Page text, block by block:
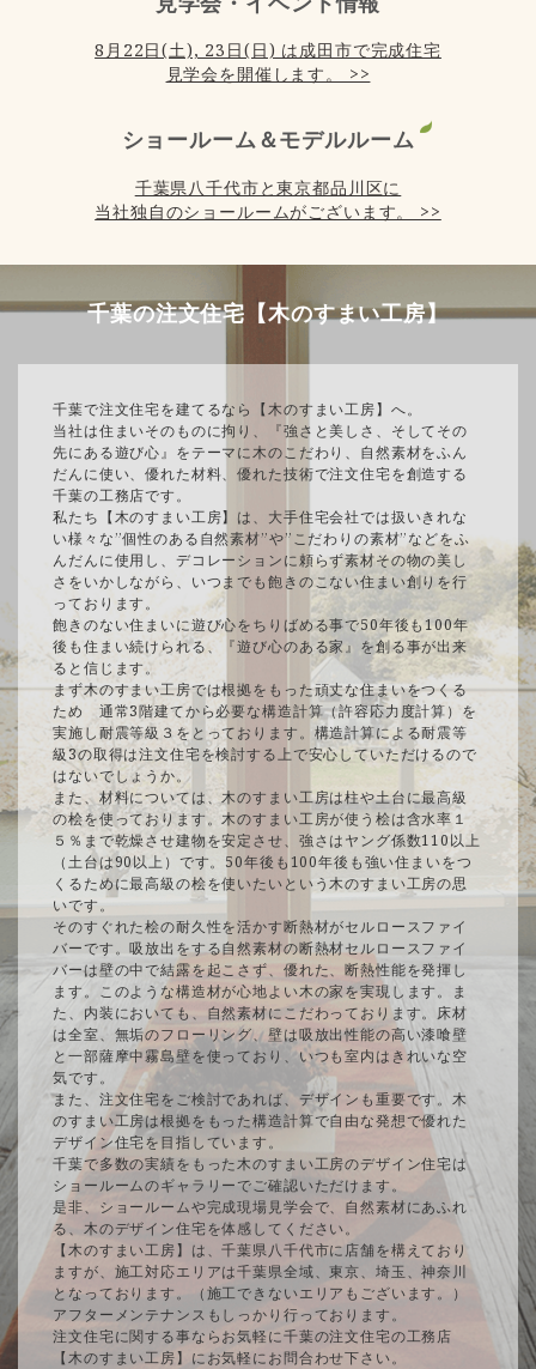
8月22日(土), 23日(日) は成田市で完成住宅
見学会を開催します。 >>
ショールーム＆モデルルーム
千葉県八千代市と東京都品川区に
当社独自のショールームがございます。 >>
千葉の注文住宅【木のすまい工房】
千葉で注文住宅を建てるなら【木のすまい工房】へ。
当社は住まいそのものに拘り、『強さと美しさ、そしてその
先にある遊び心』をテーマに木のこだわり、自然素材をふん
だんに使い、優れた材料、優れた技術で注文住宅を創造する
千葉の工務店です。
私たち【木のすまい工房】は、大手住宅会社では扱いきれな
い様々な”個性のある自然素材”や”こだわりの素材”などをふ
んだんに使用し、デコレーションに頼らず素材その物の美し
さをいかしながら、いつまでも飽きのこない住まい創りを行
っております。
飽きのない住まいに遊び心をちりばめる事で50年後も100年
後も住まい続けられる、『遊び心のある家』を創る事が出来
ると信じます。
まず木のすまい工房では根拠をもった頑丈な住まいをつくる
ため 通常3階建てから必要な構造計算（許容応力度計算）を
実施し耐震等級３をとっております。構造計算による耐震等
級3の取得は注文住宅を検討する上で安心していただけるので
はないでしょうか。
また、材料については、木のすまい工房は柱や土台に最高級
の桧を使っております。木のすまい工房が使う桧は含水率１
５％まで乾燥させ建物を安定させ、強さはヤング係数110以上
（土台は90以上）です。50年後も100年後も強い住まいをつ
くるために最高級の桧を使いたいという木のすまい工房の思
いです。
そのすぐれた桧の耐久性を活かす断熱材がセルロースファイ
バーです。吸放出をする自然素材の断熱材セルロースファイ
バーは壁の中で結露を起こさず、優れた、断熱性能を発揮し
ます。このような構造材が心地よい木の家を実現します。ま
た、内装においても、自然素材にこだわっております。床材
は全室、無垢のフローリング、壁は吸放出性能の高い漆喰壁
と一部薩摩中霧島壁を使っており、いつも室内はきれいな空
気です。
また、注文住宅をご検討であれば、デザインも重要です。木
のすまい工房は根拠をもった構造計算で自由な発想で優れた
デザイン住宅を目指しています。
千葉で多数の実績をもった木のすまい工房のデザイン住宅は
ショールームのギャラリーでご確認いただけます。
是非、ショールームや完成現場見学会で、自然素材にあふれ
る、木のデザイン住宅を体感してください。
【木のすまい工房】は、千葉県八千代市に店舗を構えており
ますが、施工対応エリアは千葉県全域、東京、埼玉、神奈川
となっております。（施工できないエリアもございます。）
アフターメンテナンスもしっかり行っております。
注文住宅に関する事ならお気軽に千葉の注文住宅の工務店
【木のすまい工房】にお気軽にお問合わせ下さい。